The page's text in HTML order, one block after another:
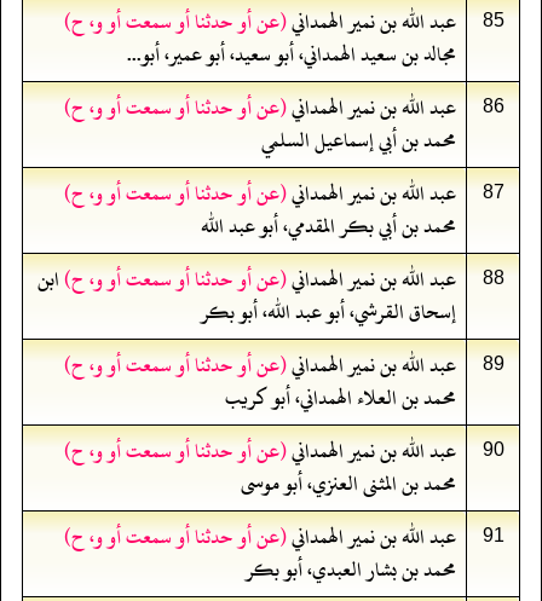
85 عبد الله بن نمير الهمداني(عن أو حدثنا أو سمعت أو و، ح)
مجالد بن سعيد الهمداني، أبو سعيد، أبو عمير، أبو...
86 عبد الله بن نمير الهمداني(عن أو حدثنا أو سمعت أو و، ح)
محمد بن أبي إسماعيل السلمي
87 عبد الله بن نمير الهمداني(عن أو حدثنا أو سمعت أو و، ح)
محمد بن أبي بكر المقدمي، أبو عبد الله
88 عبد الله بن نمير الهمداني(عن أو حدثنا أو سمعت أو و، ح)ابن
إسحاق القرشي، أبو عبد الله، أبو بكر
89 عبد الله بن نمير الهمداني(عن أو حدثنا أو سمعت أو و، ح)
محمد بن العلاء الهمداني، أبو كريب
90 عبد الله بن نمير الهمداني(عن أو حدثنا أو سمعت أو و، ح)
محمد بن المثنى العنزي، أبو موسى
91 عبد الله بن نمير الهمداني(عن أو حدثنا أو سمعت أو و، ح)
محمد بن بشار العبدي، أبو بكر